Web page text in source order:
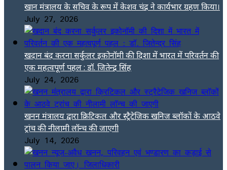
खान मंत्रालय के सचिव के रूप में केशव चंद्र ने कार्यभार ग्रहण किया।
July 27, 2026
खदान बंद करना सर्कुलर इकोनॉमी की दिशा में भारत में परिवर्तन की
एक महत्वपूर्ण पहल : डॉ. जितेन्द्र सिंह
July 24, 2026
खनन मंत्रालय द्वारा क्रिटिकल और स्ट्रैटेजिक खनिज ब्लॉकों के आठवे
ट्रांच की नीलामी लॉन्च की जाएगी
July 14, 2026